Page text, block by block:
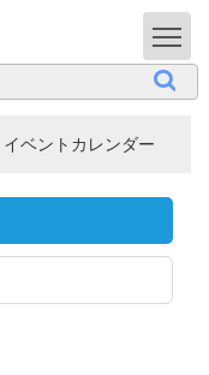
イベントカレンダー